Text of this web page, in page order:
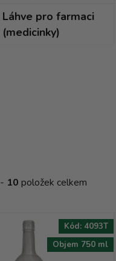
Láhve pro farmaci
(medicinky)
- 10 položek celkem
Objem 750 ml
Kód: 4093T